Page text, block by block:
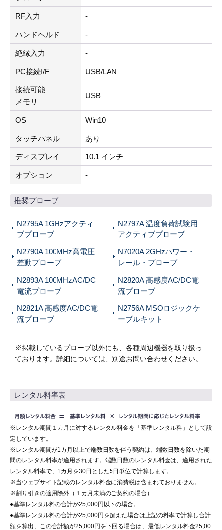
RF入力 -
ハンドヘルド -
絶縁入力 -
PC接続I/F USB/LAN
接続可能
メモリ
USB
OS Win10
タッチパネル あり
ディスプレイ 10.1 インチ
オプション -
推奨プローブ
N2795A 1GHzアクティ
ブプローブ
N2797A 温度負荷試験用
アクティブプローブ
N2790A 100MHz高電圧
差動プローブ
N7020A 2GHzパワー・
レール・プローブ
N2893A 100MHzAC/DC
電流プローブ
N2820A 高感度AC/DC電
流プローブ
N2821A 高感度AC/DC電
流プローブ
N2756A MSOロジックケ
ーブルキット
※掲載しているプローブ以外にも、各種周辺機器を取り扱っ
ております。詳細については、別途お問い合わせください。
レンタル料率表
※レンタル期間１カ月に対するレンタル料金を「基準レンタル料」として設
定しています。
※レンタル期間が1カ月以上で端数日数を伴う契約は、端数日数を除いた期
間のレンタル料率が適用されます。端数日数のレンタル料金は、適用された
レンタル料率で、1カ月を30日とした5日単位で計算します。
※当ウェブサイト記載のレンタル料金に消費税は含まれておりません。
※割り引きの適用除外（１カ月未満のご契約の場合）
●基準レンタル料の合計が25,000円以下の場合。
●基準レンタル料の合計が25,000円を超えた場合は上記の料率で計算し合計
額を算出、この合計額が25,000円を下回る場合は、最低レンタル料金25,00